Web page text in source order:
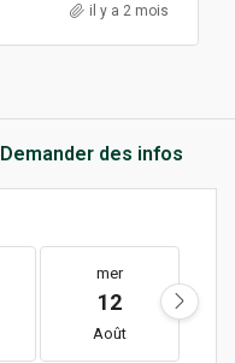
il y a 2 mois
Demander des infos
mer
12
Août